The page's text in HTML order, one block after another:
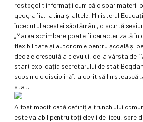
rostogolit informații cum că dispar materii
geografia, latina și altele, Ministerul
începutul acestei săptămâni, o scurtă
„Marea schimbare poate fi caracterizată în
flexibilitate și autonomie pentru școală și
decizie crescută a elevului, de la vârsta de
start explicația secretarului de stat Bogdan
scos nicio disciplină”, a dorit să liniștească
stat.
A fost modificată definiția trunchiului
este valabil pentru toți elevii de liceu, spre